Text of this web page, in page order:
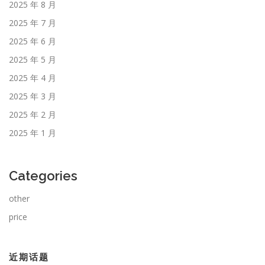
2025 年 8 月
2025 年 7 月
2025 年 6 月
2025 年 5 月
2025 年 4 月
2025 年 3 月
2025 年 2 月
2025 年 1 月
Categories
other
price
近期话题